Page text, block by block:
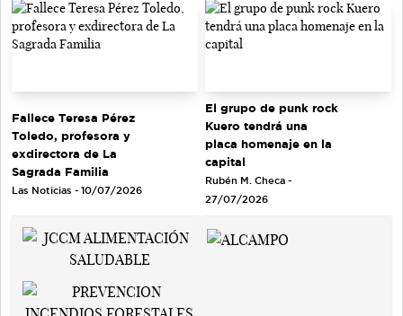
Fallece Teresa Pérez
Toledo, profesora y
exdirectora de La
Sagrada Familia
Las Noticias - 10/07/2026
El grupo de punk rock
Kuero tendrá una
placa homenaje en la
capital
Rubén M. Checa -
27/07/2026